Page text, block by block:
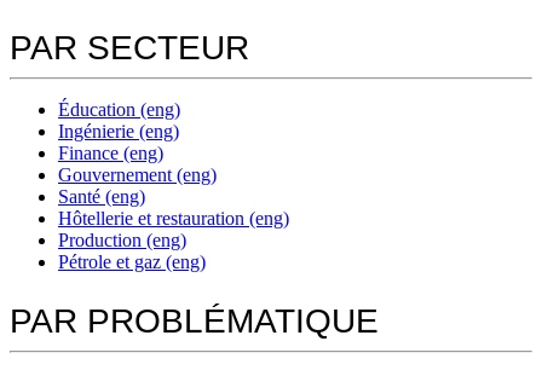
PAR SECTEUR
Éducation (eng)
Ingénierie (eng)
Finance (eng)
Gouvernement (eng)
Santé (eng)
Hôtellerie et restauration (eng)
Production (eng)
Pétrole et gaz (eng)
PAR PROBLÉMATIQUE